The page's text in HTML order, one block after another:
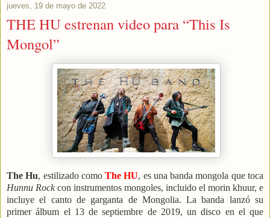
jueves, 19 de mayo de 2022
THE HU estrenan video para “This Is
Mongol”
The Hu, estilizado comoThe HU, es una banda mongola que toca
Hunnu Rockcon instrumentos mongoles, incluido el morin khuur, e
incluye el canto de garganta de Mongolia. La banda lanzó su
primer álbum el 13 de septiembre de 2019,​ un disco en el que